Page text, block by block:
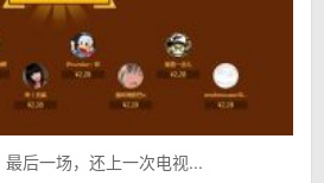
后一场，还上一次电视...